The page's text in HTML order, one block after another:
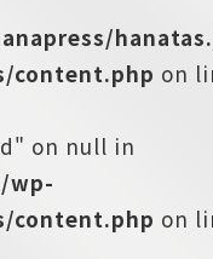
content.php on
on null in
wp-
content.php on